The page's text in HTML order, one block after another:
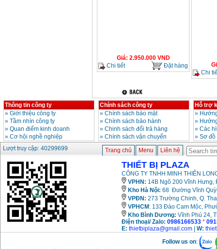
Giá: 2.950.000VND
Chi tiết
Đặt hàng
Chi
Thông tin công ty
» Giới thiệu công ty
» Tầm nhìn công ty
» Quan điểm kinh doanh
» Cơ hội nghề nghiệp
Chính sách công ty
» Chính sách bảo mật
» Chính sách bảo hành
» Chinh sách đổi trả hàng
» Chính sách vận chuyển
Hỗ trợ
»
»
» Các
» Sơ
Lượt truy cập: 40299699
Trang chủ Menu Liên hệ
THIẾT BỊ PLAZA
CÔNG TY TNHH MINH THIÊN
VPHN: 14B Ngõ 200 Vĩnh Hưng,
Kho Hà Nội: 68 Đường Vĩnh
VPĐN: 273 Trường Chinh, Q.
VPHCM : 133 Đào Cam Mộc,
Kho Bình Dương: Vĩnh Phú 24,
Điện thoại/ Zalo: 0986166533 *
E: thietbiplaza@gmail.com W:
Follow us on: